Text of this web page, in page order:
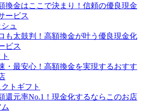
換金はここで決まり！信頼の優良現金
ービス
ュ
も太鼓判！高額換金が叶う優良現金化
ビス
・最安心！高額換金を実現するおすす
トギフト
還元率No.1！現金化するならこのお店